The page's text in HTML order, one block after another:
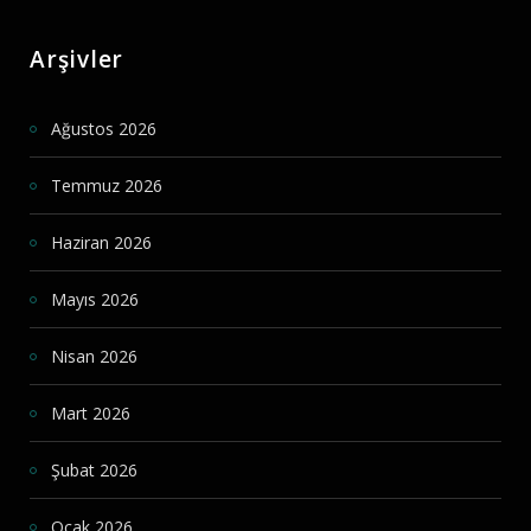
Arşivler
Ağustos 2026
Temmuz 2026
Haziran 2026
Mayıs 2026
Nisan 2026
Mart 2026
Şubat 2026